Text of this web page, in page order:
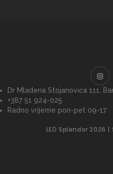
Dr Mladena Stojanovića 111,
+387 51 924-025
Radno vrijeme pon-pet 09-17
LED Splendor 2026